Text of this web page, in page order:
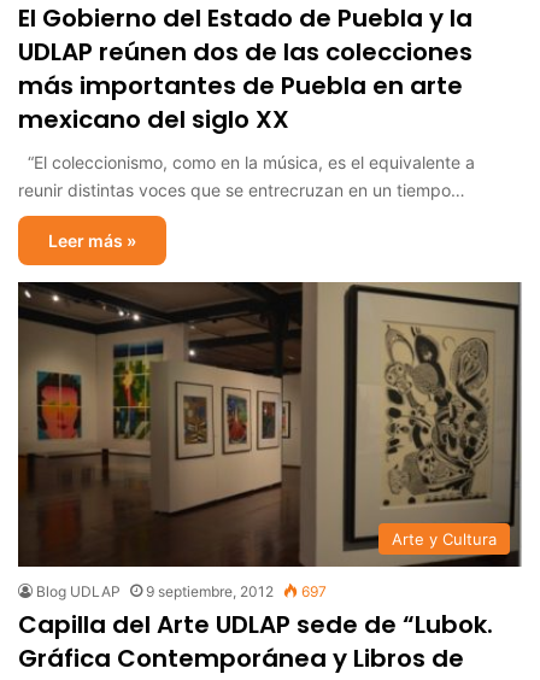
El Gobierno del Estado de Puebla y la
UDLAP reúnen dos de las colecciones
más importantes de Puebla en arte
mexicano del siglo XX
“El coleccionismo, como en la música, es el equivalente a
reunir distintas voces que se entrecruzan en un tiempo…
Leer más »
Arte y Cultura
Blog UDLAP 9 septiembre, 2012 697
Capilla del Arte UDLAP sede de “Lubok.
Gráfica Contemporánea y Libros de